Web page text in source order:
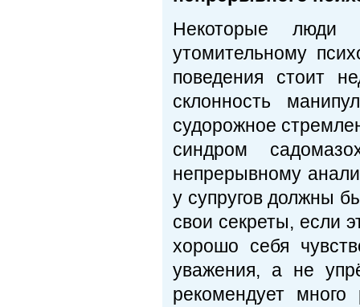
Некоторые люди
утомительному
поведения стоит
склонность
судорожное
синдром
непрерывному
у супругов должны
свои секреты, если
хорошо себя
уважения, а не
рекомендует